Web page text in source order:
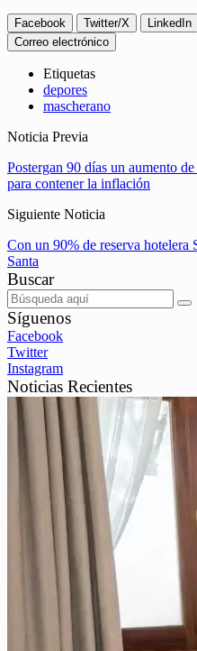
Facebook Twitter/X LinkedIn
Correo electrónico
Etiquetas
depores
mascherano
Noticia Previa
Postergan 90 días un aumento
para contener la inflación
Siguiente Noticia
Con un 90% de reserva hotelera
Santa
Buscar
Síguenos
Facebook
Twitter
Instagram
Noticias Recientes